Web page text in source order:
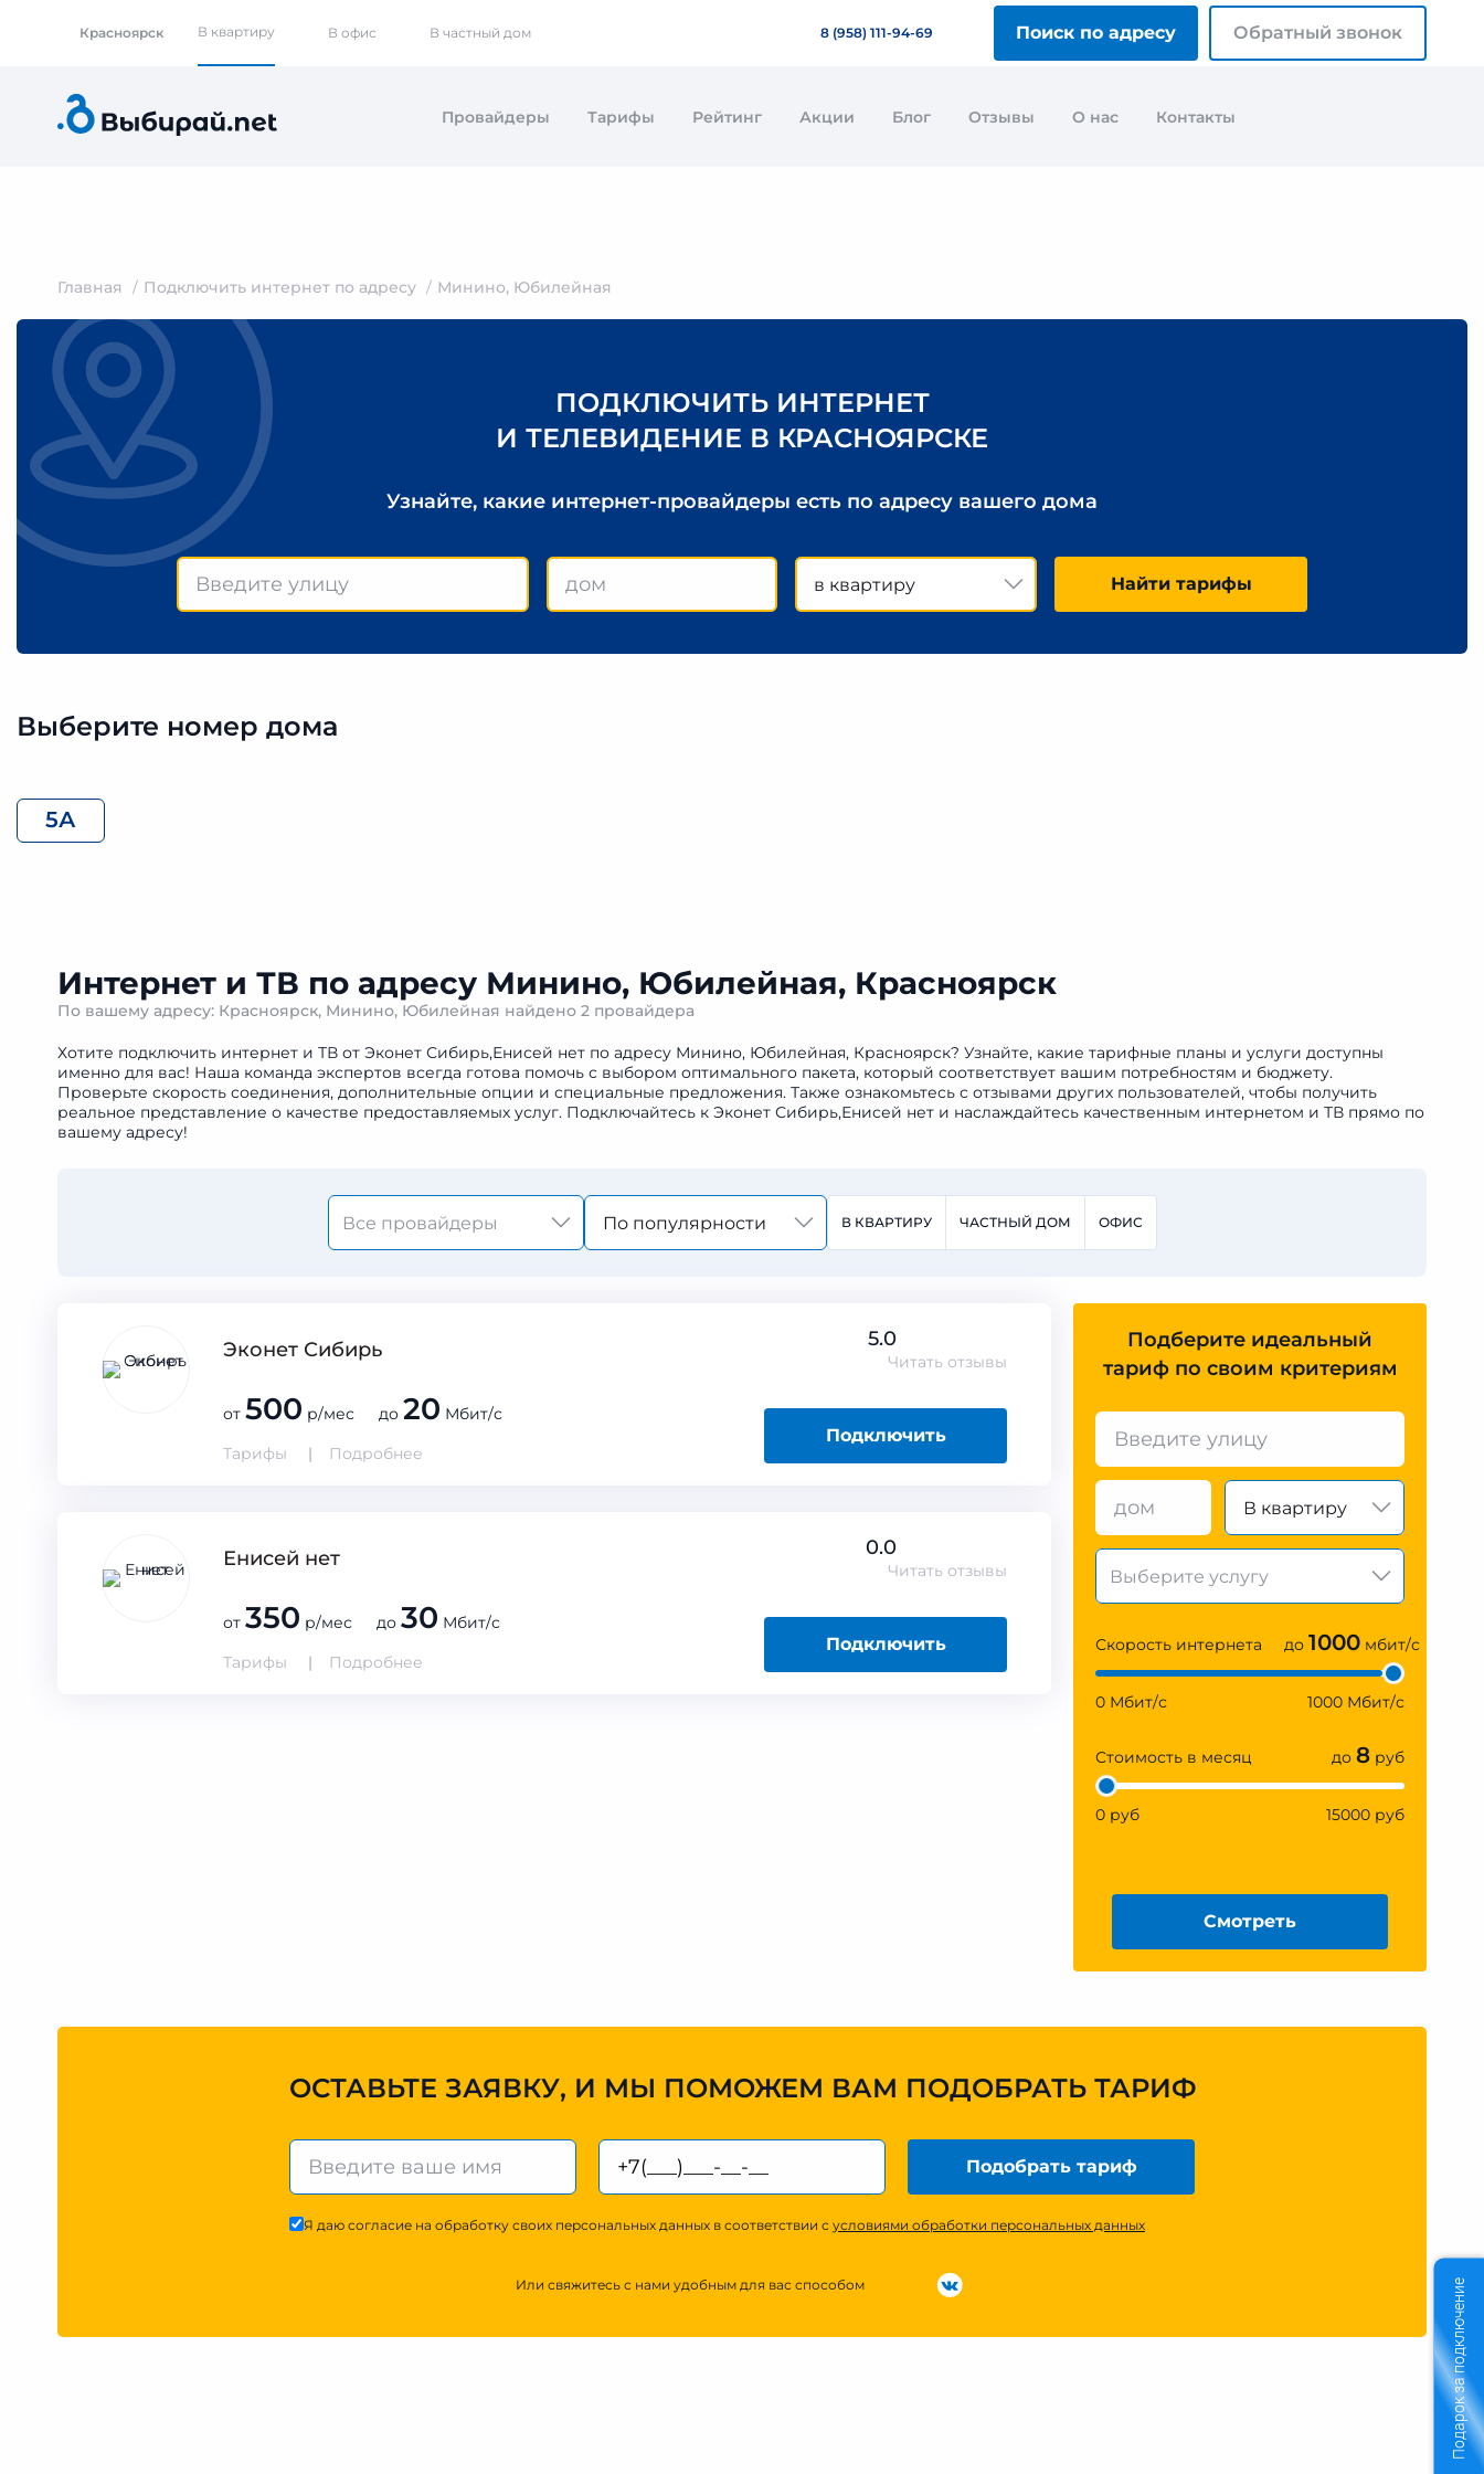
Красноярск В квартиру В офис В частный дом 8 (958) 111-94-69 Поиск по адресу Обратный звонок
Провайдеры Тарифы Рейтинг Акции Блог Отзывы О нас Контакты
Главная Подключить интернет по адресу Минино, Юбилейная
ПОДКЛЮЧИТЬ ИНТЕРНЕТ
И ТЕЛЕВИДЕНИЕ В КРАСНОЯРСКЕ
Узнайте, какие интернет-провайдеры есть по адресу вашего дома
в квартиру Найти тарифы
Выберите номер дома
5А
Интернет и ТВ по адресу Минино, Юбилейная, Красноярск
По вашему адресу: Красноярск, Минино, Юбилейная найдено 2 провайдера
Хотите подключить интернет и ТВ от Эконет Сибирь,Енисей нет по адресу Минино, Юбилейная, Красноярск? Узнайте, какие тарифные планы и услуги доступны
именно для вас! Наша команда экспертов всегда готова помочь с выбором оптимального пакета, который соответствует вашим потребностям и бюджету.
Проверьте скорость соединения, дополнительные опции и специальные предложения. Также ознакомьтесь с отзывами других пользователей, чтобы получить
реальное представление о качестве предоставляемых услуг. Подключайтесь к Эконет Сибирь,Енисей нет и наслаждайтесь качественным интернетом и ТВ прямо по
вашему адресу!
По популярности В КВАРТИРУ ЧАСТНЫЙ ДОМ ОФИС
Эконет Сибирь 5.0
Читать отзывы
от 500 р/мес до 20 Мбит/с
Тарифы
Подробнее
Подключить
Енисей нет 0.0
Читать отзывы
от 350 р/мес до 30 Мбит/с
Тарифы
Подробнее
Подключить
Подберите идеальный
тариф по своим критериям
В квартиру
Скорость интернета до 1000 мбит/с
0 Мбит/с 1000 Мбит/с
Стоимость в месяц до 8 руб
0 руб 15000 руб
Смотреть
ОСТАВЬТЕ ЗАЯВКУ, И МЫ ПОМОЖЕМ ВАМ ПОДОБРАТЬ ТАРИФ
Подобрать тариф
Я даю согласие на обработку своих персональных данных в соответствии с условиями обработки персональных данных
Или свяжитесь с нами удобным для вас способом Подарок за подключение